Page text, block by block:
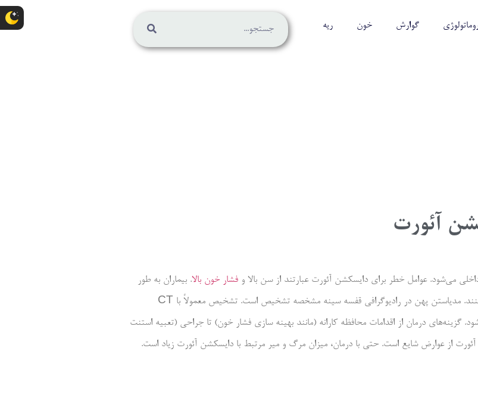
گوارش خون ریه
آئورت
می‌شود. عوامل خطر برای دایسکشن آئورت عبارتند از سن بالا و فشار خون بالا. بیماران به طور
معمول با شروع ناگهانی درد شدید که به قفسه سینه، کمر یا شکم انتشار می‌یابد، مراجعه می‌کنند. مدیاستن پهن در رادیوگرافی قفسه سینه مشخصه تشخیص است. تشخیص معمولاً با CT
گزینه‌های درمان از اقدامات محافظه کارانه (مانند بهینه سازی فشار خون) تا جراحی (تعبیه استنت
از عوارض شایع است. حتی با درمان، میزان مرگ و میر مرتبط با دایسکشن آئورت زیاد است.